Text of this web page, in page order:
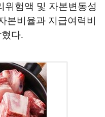
험액 및 자본변동성
본비율과 지급여력비
다.